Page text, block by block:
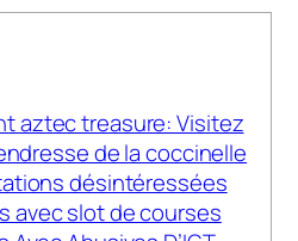
aztec treasure: Visitez
de la coccinelle
désintéressées
avec slot de courses